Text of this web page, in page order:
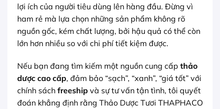
lợi ích của người tiêu dùng lên hàng đầu. Đừng vì
ham rẻ mà lựa chọn những sản phẩm không rõ
nguồn gốc, kém chất lượng, bởi hậu quả có thể còn
lớn hơn nhiều so với chi phí tiết kiệm được.
Nếu bạn đang tìm kiếm một nguồn cung cấp thảo
dược cao cấp, đảm bảo “sạch”, “xanh”, “giá tốt” với
chính sách freeship và sự tư vấn tận tình, tôi quyết
đoán khẳng định rằng Thảo Dược Tươi THAPHACO